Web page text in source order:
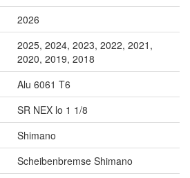
2026
2025, 2024, 2023, 2022, 2021,
2020, 2019, 2018
Alu 6061 T6
SR NEX lo 1 1/8
Shimano
Scheibenbremse Shimano